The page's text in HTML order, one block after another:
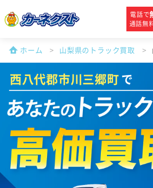
電話で
通話無
ホーム 山梨県のトラック買取
西八代郡市川三郷町で